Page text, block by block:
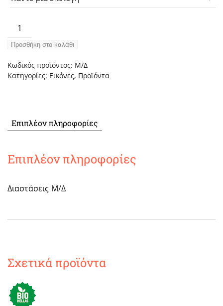
Θεοτόκος
η
Ορμυλιώτισσα
ποσότητα
Προσθήκη στο καλάθι
Κωδικός προϊόντος: Μ/Δ
Κατηγορίες: Εικόνες, Προϊόντα
Επιπλέον πληροφορίες
Επιπλέον πληροφορίες
Διαστάσεις Μ/Δ
Σχετικά προϊόντα